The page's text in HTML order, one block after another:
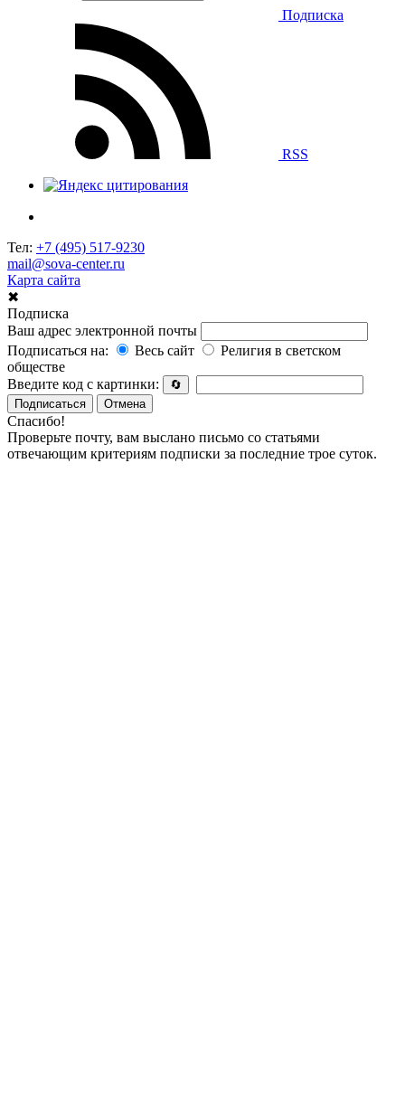
Подписка
RSS
Тел: +7 (495) 517-9230
mail@sova-center.ru
Карта сайта
✖
Подписка
Ваш адрес электронной почты
Подписаться на:
Весь сайт
Религия в светском
обществе
Введите код с картинки:
🔄
Подписаться
Отмена
Спасибо!
Проверьте почту, вам выслано письмо со статьями
отвечающим критериям подписки за последние трое суток.